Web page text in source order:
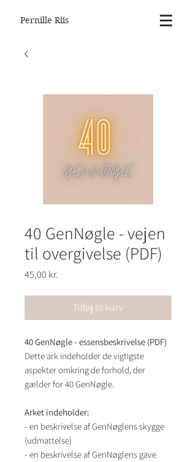
Pernille Riis
40 GenNøgle - vejen
til overgivelse (PDF)
45,00 kr.
Tilføj til kurv
40 GenNøgle - essensbeskrivelse (PDF)
Dette ark indeholder de vigtigste
aspekter omkring de forhold, der
gælder for 40 GenNøgle.
Arket indeholder:
- en beskrivelse af GenNøglens skygge
(udmattelse)
- en beskrivelse af GenNøglens gave